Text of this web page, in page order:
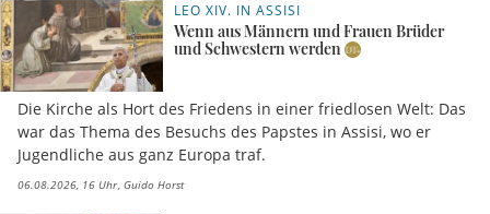
LEO XIV. IN ASSISI
Wenn aus Männern und Frauen Brüder
und Schwestern werden
Die Kirche als Hort des Friedens in einer friedlosen Welt: Das
war das Thema des Besuchs des Papstes in Assisi, wo er
Jugendliche aus ganz Europa traf.
06.08.2026, 16 Uhr Guido Horst